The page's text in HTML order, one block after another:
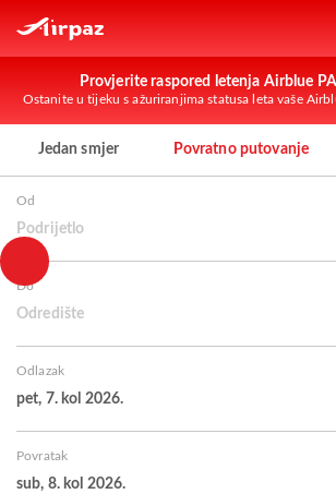
Provjerite raspored letenja Airblue
Ostanite u tijeku s ažuriranjima statusa leta vaše
Jedan smjer Povratno putovanje
Od
Podrijetlo
Do
Odredište
Odlazak
pet, 7. kol 2026.
Povratak
sub, 8. kol 2026.